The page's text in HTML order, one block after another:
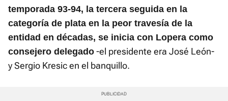
temporada 93-94, la tercera seguida en la
categoría de plata en la peor travesía de la
entidad en décadas, se inicia con Lopera como
consejero delegado -el presidente era José León-
y Sergio Kresic en el banquillo.